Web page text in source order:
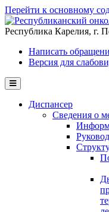
Перейти к основному
Республика Карелия, г.
Написать
Версия для
Диспансер
Сведения о